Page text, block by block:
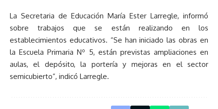
La Secretaria de Educación María Ester Larregle, informó
sobre trabajos que se están realizando en los
establecimientos educativos. “Se han iniciado las obras en
la Escuela Primaria Nº 5, están previstas ampliaciones en
aulas, el depósito, la portería y mejoras en el sector
semicubierto”, indicó Larregle.